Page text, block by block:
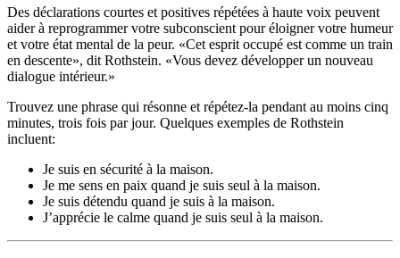
Des déclarations courtes et positives répétées à haute voix peuvent
aider à reprogrammer votre subconscient pour éloigner votre humeur
et votre état mental de la peur. «Cet esprit occupé est comme un train
en descente», dit Rothstein. «Vous devez développer un nouveau
dialogue intérieur.»
Trouvez une phrase qui résonne et répétez-la pendant au moins cinq
minutes, trois fois par jour. Quelques exemples de Rothstein
incluent:
Je suis en sécurité à la maison.
Je me sens en paix quand je suis seul à la maison.
Je suis détendu quand je suis à la maison.
J’apprécie le calme quand je suis seul à la maison.